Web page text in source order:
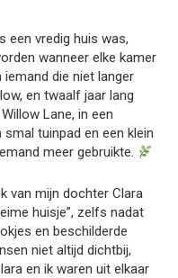
een vredig huis was,
wanneer elke kamer
die niet langer
en twaalf jaar lang
Lane, in een
tuinpad en een klein
meer gebruikte.
van mijn dochter Clara
huisje”, zelfs nadat
en beschilderde
niet altijd dichtbij,
en ik waren uit elkaar